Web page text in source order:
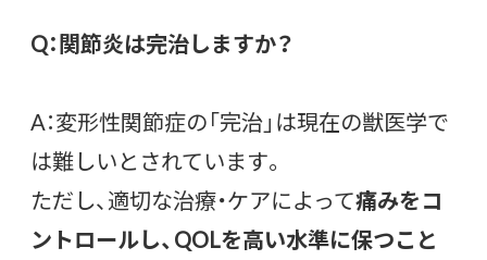
Q：関節炎は完治しますか？
A：変形性関節症の「完治」は現在の獣医学で
は難しいとされています。
ただし、適切な治療・ケアによって痛みをコ
ントロールし、QOLを高い水準に保つこと